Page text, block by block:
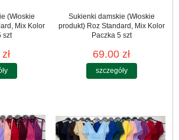
(Włoskie
Mix Kolor
szt
Sukienki damskie (Włoskie
produkt) Roz Standard, Mix Kolor
Paczka 5 szt
69.00 zł
szczegóły